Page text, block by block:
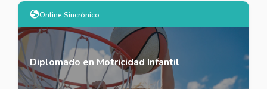
Online Sincrónico
Diplomado en Motricidad Infantil